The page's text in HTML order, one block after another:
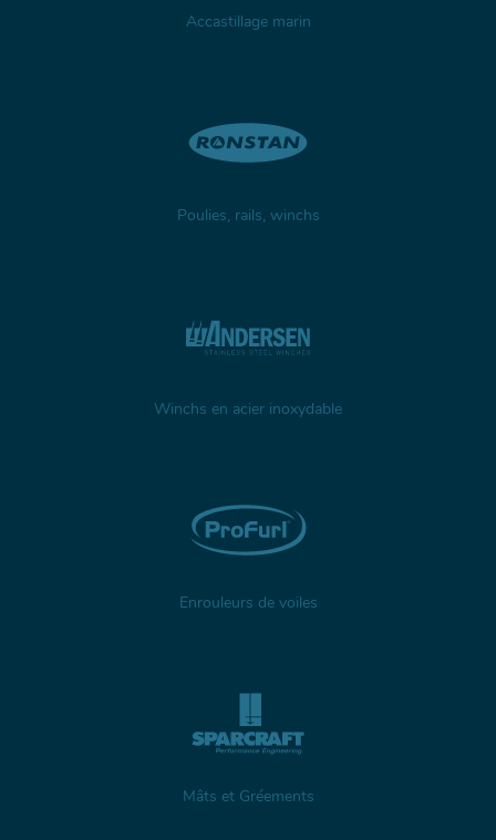
Accastillage marin
Poulies, rails, winchs
Winchs en acier inoxydable
Enrouleurs de voiles
Mâts et Gréements